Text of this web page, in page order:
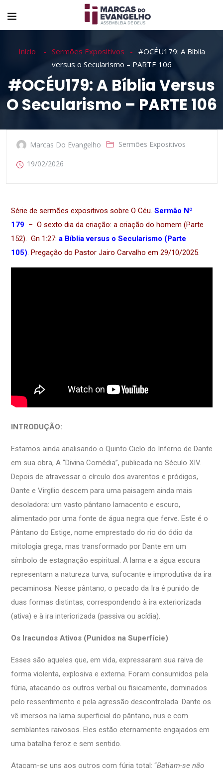
Início Sermões Expositivos
#OCÉU179: A Bíblia
versus o Secularismo – PARTE 106
#OCÉU179: A Bíblia Versus
O Secularismo – PARTE 106
Marcas Do Evangelho Sermões Expositivos
19/02/2026
Série de sermões expositivos sobre O Céu. Sermão Nº
179 – O sexto dia da criação: a criação do homem (Parte
152). Gn 1:27: a Bíblia versus o Secularismo (Parte
105). Pregação do Pastor Jairo Carvalho em 29/10/2025.
INTRODUÇÃO:
Estamos ainda analisando o Quinto Ciclo do Inferno de Dante
em sua obra, A “Divina Comédia”, publicada no Século XIV.
Depois de atravessar o círculo dos avarentos e pródigos,
Dante e Virgílio descem para uma paisagem ainda mais
desoladora: um vasto pântano lamacento e escuro,
alimentado por uma fonte de água negra que ferve. Este é o
Pântano do Estige, nome emprestado do rio do ódio da
mitologia grega, mas transformado por Dante em um
símbolo de estagnação espiritual. A lama e a água escura
representam a natureza turva, sufocante e improdutiva da ira
pecaminosa. Nesse pântano, o pecado da Ira é punido de
duas formas distintas, correspondendo à ira exteriorizada
(ativa) e à ira interiorizada (passiva ou acídia).
Os Iracundos Ativos (Punidos na Superfície)
Esses são aqueles que, em vida, expressaram sua raiva de
forma violenta, explosiva e externa. Foram consumidos pela
fúria, atacando os outros verbal ou fisicamente, dominados
pelo ressentimento e pela agressão descontrolada. Dante os
vê imersos na lama superficial do pântano, nus e com
semblantes raivosos. Eles estão eternamente engajados em
uma batalha feroz e sem sentido.
Atacam-se uns aos outros com fúria total: “Batiam-se não